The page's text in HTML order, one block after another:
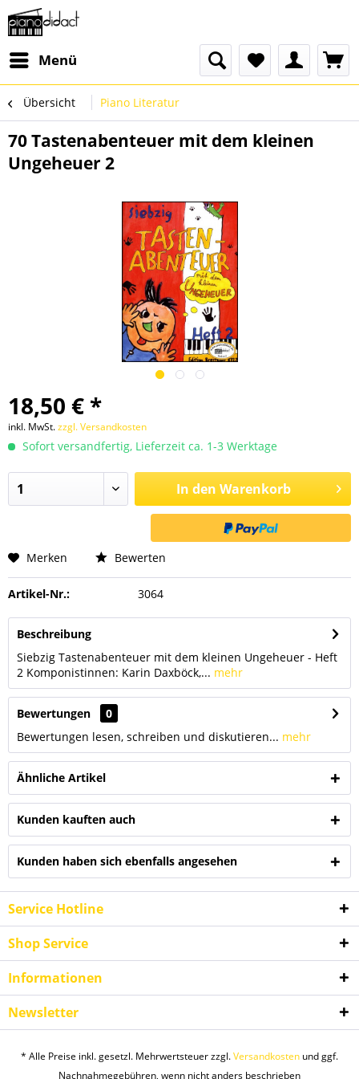
Menü
Übersicht Piano Literatur
70 Tastenabenteuer mit dem kleinen
Ungeheuer 2
18,50 € *
inkl. MwSt.zzgl. Versandkosten
Sofort versandfertig, Lieferzeit ca. 1-3 Werktage
In den Warenkorb
Merken Bewerten
Artikel-Nr.: 3064
Beschreibung
Siebzig Tastenabenteuer mit dem kleinen Ungeheuer - Heft
2 Komponistinnen: Karin Daxböck,... mehr
Bewertungen
0
Bewertungen lesen, schreiben und diskutieren... mehr
Ähnliche Artikel
Kunden kauften auch
Kunden haben sich ebenfalls angesehen
Service Hotline
Shop Service
Informationen
Newsletter
* Alle Preise inkl. gesetzl. Mehrwertsteuer zzgl.Versandkosten und ggf.
Nachnahmegebühren, wenn nicht anders beschrieben